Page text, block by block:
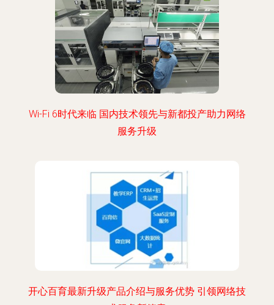
Wi-Fi 6时代来临 国内技术领先与新都投产助力网络
服务升级
开心百育最新升级产品介绍与服务优势 引领网络技